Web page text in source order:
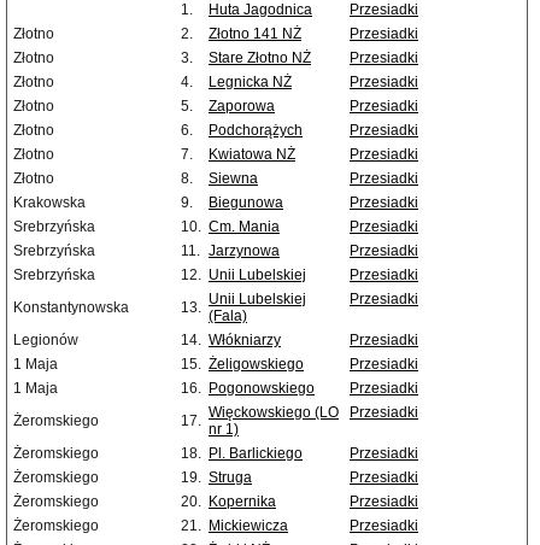
1.
Huta Jagodnica
Przesiadki
Złotno
2. Złotno 141 NŻ
Przesiadki
Złotno
3. Stare Złotno NŻ
Przesiadki
Złotno
4. Legnicka NŻ
Przesiadki
Złotno
5. Zaporowa
Przesiadki
Złotno
6. Podchorążych
Przesiadki
Złotno
7. Kwiatowa NŻ
Przesiadki
Złotno
8. Siewna
Przesiadki
Krakowska
9. Biegunowa
Przesiadki
Srebrzyńska
10. Cm. Mania
Przesiadki
Srebrzyńska
11. Jarzynowa
Przesiadki
Srebrzyńska
12. Unii Lubelskiej
Przesiadki
Konstantynowska
13. Unii Lubelskiej
(Fala)
Przesiadki
Legionów 14. Włókniarzy
Przesiadki
1 Maja
15. Żeligowskiego
Przesiadki
1 Maja
16. Pogonowskiego
Przesiadki
Żeromskiego
17. Więckowskiego (LO
nr 1)
Przesiadki
Żeromskiego 18. Pl. Barlickiego
Przesiadki
Żeromskiego
19. Struga
Przesiadki
Żeromskiego
20. Kopernika
Przesiadki
Żeromskiego
21. Mickiewicza
Przesiadki